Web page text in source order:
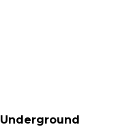
Underground